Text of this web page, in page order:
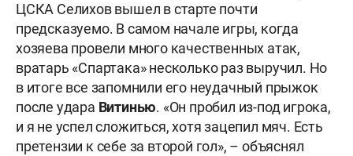
ЦСКА Селихов вышел в старте почти
предсказуемо. В самом начале игры, когда
хозяева провели много качественных атак,
вратарь «Спартака» несколько раз выручил. Но
в итоге все запомнили его неудачный прыжок
после удара Витинью. «Он пробил из-под игрока,
и я не успел сложиться, хотя зацепил мяч. Есть
претензии к себе за второй гол», – объяснял